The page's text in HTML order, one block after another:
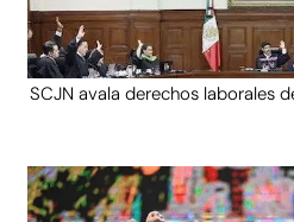
SCJN avala derechos laborales